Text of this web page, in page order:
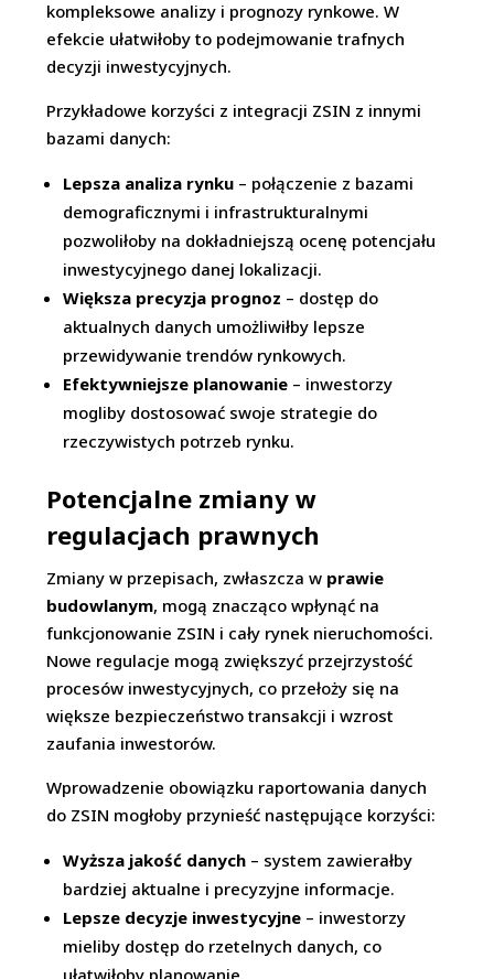
kompleksowe analizy i prognozy rynkowe. W
efekcie ułatwiłoby to podejmowanie trafnych
decyzji inwestycyjnych.
Przykładowe korzyści z integracji ZSIN z innymi
bazami danych:
Lepsza analiza rynku – połączenie z bazami
demograficznymi i infrastrukturalnymi
pozwoliłoby na dokładniejszą ocenę potencjału
inwestycyjnego danej lokalizacji.
Większa precyzja prognoz – dostęp do
aktualnych danych umożliwiłby lepsze
przewidywanie trendów rynkowych.
Efektywniejsze planowanie – inwestorzy
mogliby dostosować swoje strategie do
rzeczywistych potrzeb rynku.
Potencjalne zmiany w
regulacjach prawnych
Zmiany w przepisach, zwłaszcza w prawie
budowlanym, mogą znacząco wpłynąć na
funkcjonowanie ZSIN i cały rynek nieruchomości.
Nowe regulacje mogą zwiększyć przejrzystość
procesów inwestycyjnych, co przełoży się na
większe bezpieczeństwo transakcji i wzrost
zaufania inwestorów.
Wprowadzenie obowiązku raportowania danych
do ZSIN mogłoby przynieść następujące korzyści:
Wyższa jakość danych – system zawierałby
bardziej aktualne i precyzyjne informacje.
Lepsze decyzje inwestycyjne – inwestorzy
mieliby dostęp do rzetelnych danych, co
ułatwiłoby planowanie.